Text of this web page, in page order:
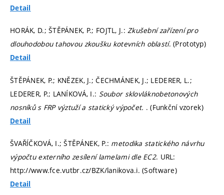
Detail
HORÁK, D.; ŠTĚPÁNEK, P.; FOJTL, J.:Zkušební zařízení pro
dlouhodobou tahovou zkoušku kotevních oblastí. (Prototyp)
Detail
ŠTĚPÁNEK, P.; KNĚZEK, J.; ČECHMÁNEK, J.; LEDERER, L.;
LEDERER, P.; LANÍKOVÁ, I.: Soubor sklovláknobetonových
nosníků s FRP výztuží a statický výpočet. . (Funkční vzorek)
Detail
ŠVAŘÍČKOVÁ, I.; ŠTĚPÁNEK, P.: metodika statického návrhu
výpočtu externího zesílení lamelami dle EC2. URL:
http://www.fce.vutbr.cz/BZK/lanikova.i. (Software)
Detail